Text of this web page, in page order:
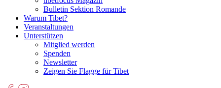
Bulletin Sektion Romande
Warum Tibet?
Veranstaltungen
Unterstützen
Mitglied werden
Spenden
Newsletter
Zeigen Sie Flagge für Tibet